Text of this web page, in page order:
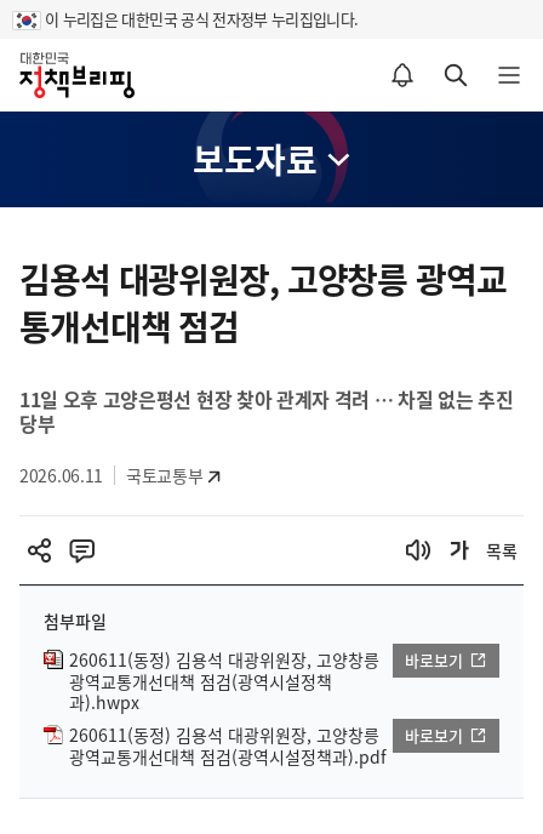
이 누리집은 대한민국 공식 전자정부 누리집입니다.
홈
알림설정 바로가기 검색 바로가기 메뉴 열기
보도자료
텐
츠
영
김용석 대광위원장, 고양창릉 광역교
통개선대책 점검
11일 오후 고양은평선 현장 찾아 관계자 격려 … 차질 없는 추진
당부
2026.06.11 국토교통부
목록
첨부파일
260611(동정) 김용석 대광위원장, 고양창릉
광역교통개선대책 점검(광역시설정책
과).hwpx
바로보기
260611(동정) 김용석 대광위원장, 고양창릉
광역교통개선대책 점검(광역시설정책과).pdf
바로보기